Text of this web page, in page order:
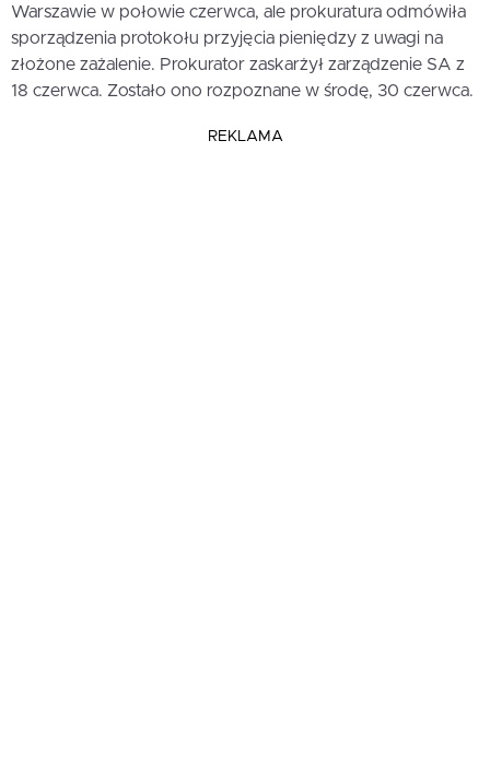
Warszawie w połowie czerwca, ale prokuratura odmówiła
sporządzenia protokołu przyjęcia pieniędzy z uwagi na
złożone zażalenie. Prokurator zaskarżył zarządzenie SA z
18 czerwca. Zostało ono rozpoznane w środę, 30 czerwca.
REKLAMA